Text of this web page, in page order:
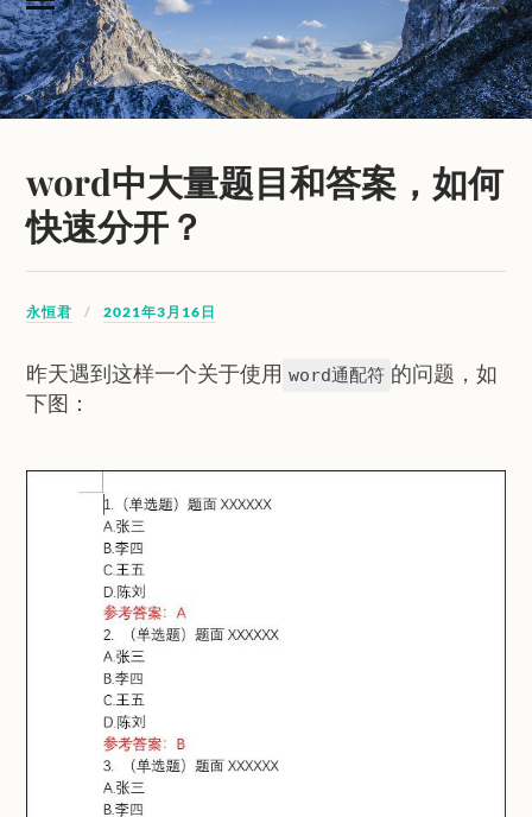
word中大量题目和答案，如何
快速分开？
永恒君 2021年3月16日
昨天遇到这样一个关于使用 word通配符 的问题，如
下图：